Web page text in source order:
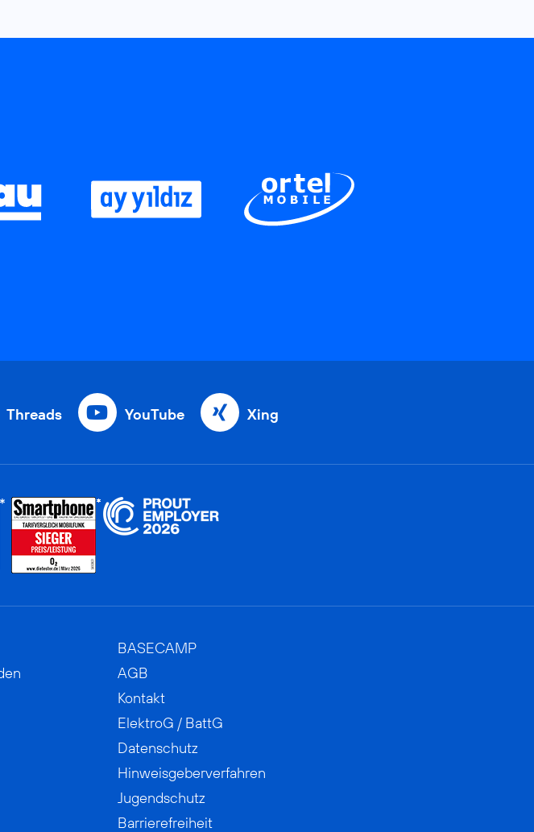
Threads YouTube Xing
BASECAMP
AGB
Kontakt
ElektroG / BattG
Datenschutz
Hinweisgeberverfahren
Jugendschutz
Barrierefreiheit